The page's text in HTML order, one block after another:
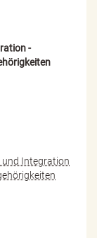
-
und Integration